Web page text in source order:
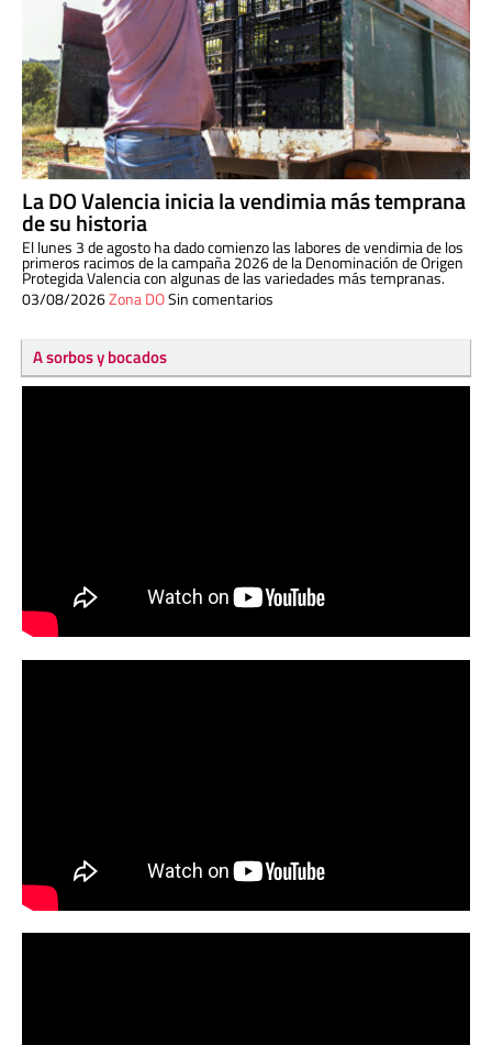
La DO Valencia inicia la vendimia más temprana
de su historia
El lunes 3 de agosto ha dado comienzo las labores de vendimia de los
primeros racimos de la campaña 2026 de la Denominación de Origen
Protegida Valencia con algunas de las variedades más tempranas.
03/08/2026Zona DOSin comentarios
A sorbos y bocados